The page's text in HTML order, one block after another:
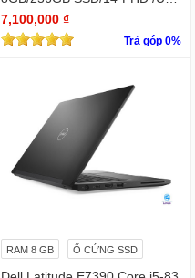
D Graphics/Win11Pro)
7,100,000 ₫
Trả góp 0%
RAM 8 GB Ổ CỨNG SSD